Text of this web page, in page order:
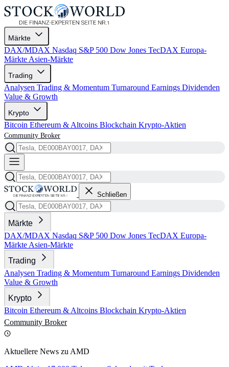
Märkte
DAX/MDAX Nasdaq S&P 500 Dow Jones TecDAX Europa-
Märkte Asien-Märkte
Trading
Analysen Trading & Momentum Turnaround Earnings Dividenden
Value & Growth
Krypto
Bitcoin Ethereum & Altcoins Blockchain Krypto-Aktien
Community Broker
Schließen
Märkte
DAX/MDAX Nasdaq S&P 500 Dow Jones TecDAX Europa-
Märkte Asien-Märkte
Trading
Analysen Trading & Momentum Turnaround Earnings Dividenden
Value & Growth
Krypto
Bitcoin Ethereum & Altcoins Blockchain Krypto-Aktien
Community Broker
Aktuellere News zu AMD